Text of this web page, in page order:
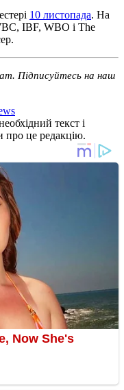
10 листопада. На
IBF, WBO і The
Підписуйтесь на наш
текст і
про це редакцію.